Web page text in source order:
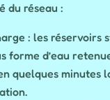
du réseau :
: les réservoirs
forme d’eau
quelques minutes